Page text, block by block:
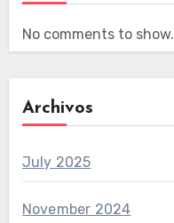
No comments to show.
Archivos
July 2025
November 2024